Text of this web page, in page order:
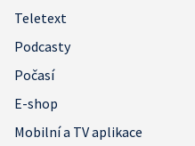
Teletext
Podcasty
Počasí
E-shop
Mobilní a TV aplikace